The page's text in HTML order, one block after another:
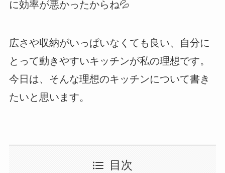
に効率が悪かったからね💦
広さや収納がいっぱいなくても良い、自分に
とって動きやすいキッチンが私の理想です。
今日は、そんな理想のキッチンについて書き
たいと思います。
目次